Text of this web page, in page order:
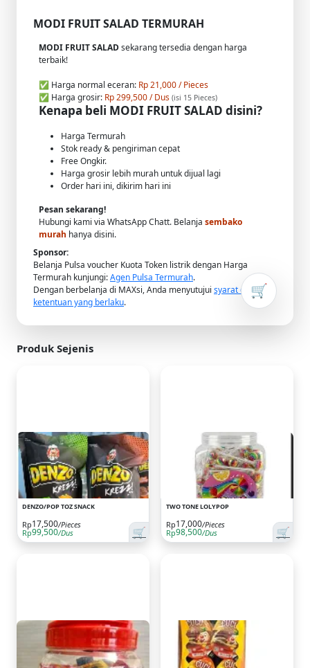
MODI FRUIT SALAD TERMURAH
MODI FRUIT SALADsekarang tersedia dengan harga
terbaik!
✅ Harga normal eceran: Rp 21,000 / Pieces
✅ Harga grosir: Rp 299,500 / Dus (isi 15 Pieces)
Kenapa beli MODI FRUIT SALAD disini?
Harga Termurah
Stok ready & pengiriman cepat
Free Ongkir.
Harga grosir lebih murah untuk dijual lagi
Order hari ini, dikirim hari ini
Pesan sekarang!
Hubungi kami via WhatsApp Chatt. Belanja sembako
murah hanya disini.
🛒
Sponsor:
Belanja Pulsa voucher Kuota Token listrik dengan Harga
Termurah kunjungi:Agen Pulsa Termurah.
Dengan berbelanja di MAXsi, Anda menyutujui syarat dan
ketentuan yang berlaku.
Produk Sejenis
DENZO/POP TOZ SNACK
Rp17,500/Pieces
Rp99,500/Dus 🛒
TWO TONE LOLYPOP
Rp17,000/Pieces
Rp98,500/Dus 🛒